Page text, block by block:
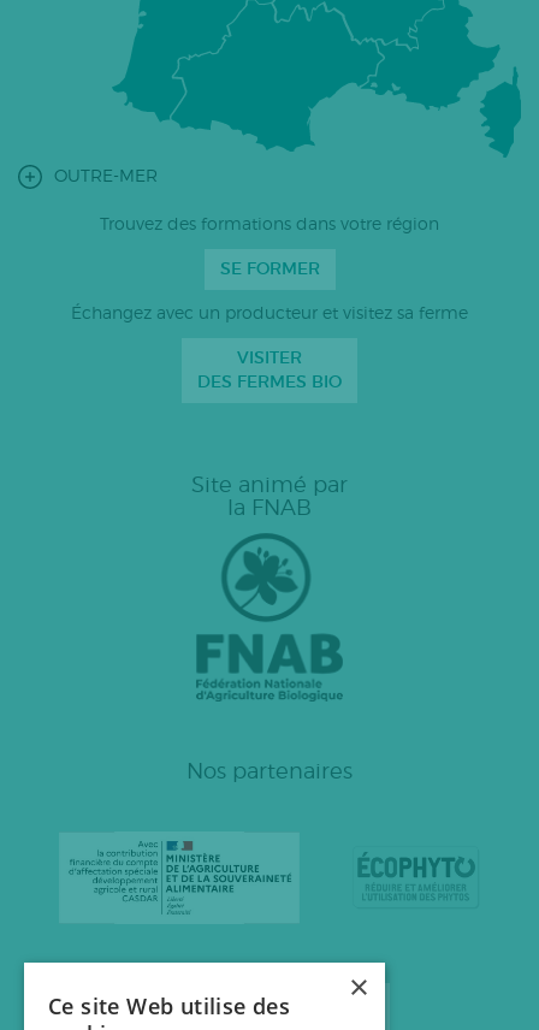
OUTRE-MER
Trouvez des formations dans votre région
SE FORMER
Échangez avec un producteur et visitez sa ferme
VISITER
DES FERMES BIO
Site animé par
la FNAB
Nos partenaires
×
Ce site Web utilise des